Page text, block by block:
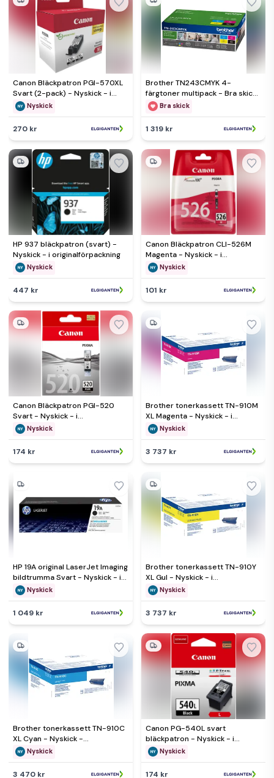
Canon Bläckpatron PGI-570XL
Svart (2-pack) - Nyskick - i
originalförpackning
Nyskick
270 kr
Brother TN243CMYK 4-
färgtoner multipack - Bra skick
– Mindre spår av användning
Bra skick
1 319 kr
HP 937 bläckpatron (svart) -
Nyskick - i originalförpackning
Nyskick
447 kr
Canon Bläckpatron CLI-526M
Magenta - Nyskick - i
originalförpackning
Nyskick
101 kr
Canon Bläckpatron PGI-520
Svart - Nyskick - i
originalförpackning
Nyskick
174 kr
Brother tonerkassett TN-910M
XL Magenta - Nyskick - i
originalförpackning
Nyskick
3 737 kr
HP 19A original LaserJet Imaging
bildtrumma Svart - Nyskick - i
originalförpackning
Nyskick
1 049 kr
Brother tonerkassett TN-910Y
XL Gul - Nyskick - i
originalförpackning
Nyskick
3 737 kr
Brother tonerkassett TN-910C
XL Cyan - Nyskick -
originalförpackning saknas
Nyskick
3 470 kr
Canon PG-540L svart
bläckpatron - Nyskick - i
originalförpackning
Nyskick
174 kr